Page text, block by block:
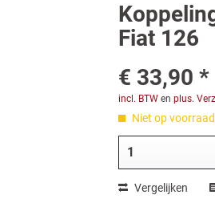
Fiat 126
€ 33,90 *
incl. BTWen plus.
Niet op
Vergelijken